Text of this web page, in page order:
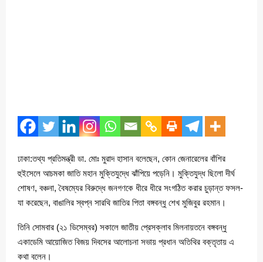
ঢাকা:তথ্য প্রতিমন্ত্রী ডা. মোঃ মুরাদ হাসান বলেছেন, কোন জেনারেলের বাঁশির
হুইসেলে আচমকা জাতি মহান মুক্তিযুদ্ধে ঝাঁপিয়ে পড়েনি। মুক্তিযুদ্ধ ছিলো দীর্ঘ
শোষণ, বঞ্চনা, বৈষম্যের বিরুদ্ধে জনগণকে ধীরে ধীরে সংগঠিত করার চুড়ান্ত ফসল-
যা করেছেন, বাঙালির স্বপ্ন সারথি জাতির পিতা বঙ্গবন্ধু শেখ মুজিবুর রহমান।
তিনি সোমবার (২১ ডিসেম্বর) সকালে জাতীয় প্রেসক্লাব মিলনায়তনে বঙ্গবন্ধু
একাডেমি আয়োজিত বিজয় দিবসের আলোচনা সভায় প্রধান অতিথির বক্তৃতায় এ
কথা বলেন।